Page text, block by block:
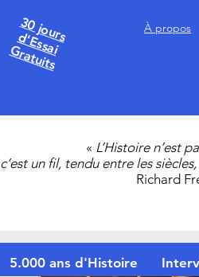
30 jours
d'Essai
Gratuits
À propos
« L’Histoire n’est
c’est un fil, tendu entre les
Richard
5.000 ans d'Histoire